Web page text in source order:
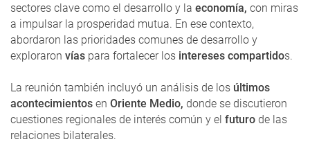
sectores clave como el desarrollo y la economía, con miras
a impulsar la prosperidad mutua. En ese contexto,
abordaron las prioridades comunes de desarrollo y
exploraron vías para fortalecer los intereses compartidos.
La reunión también incluyó un análisis de los últimos
acontecimientos en Oriente Medio, donde se discutieron
cuestiones regionales de interés común y el futuro de las
relaciones bilaterales.